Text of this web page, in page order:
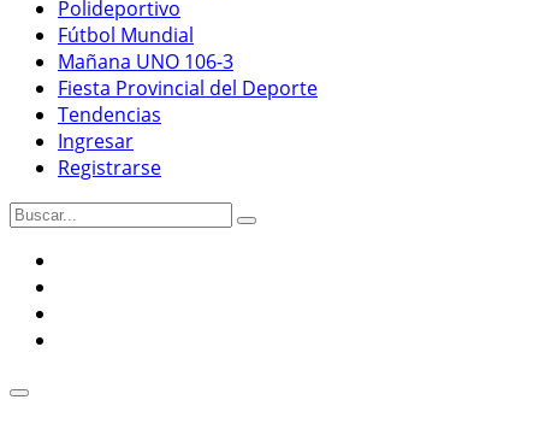
Polideportivo
Fútbol Mundial
Mañana UNO 106-3
Fiesta Provincial del Deporte
Tendencias
Ingresar
Registrarse